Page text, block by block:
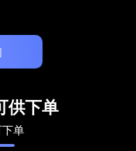
供下单
单